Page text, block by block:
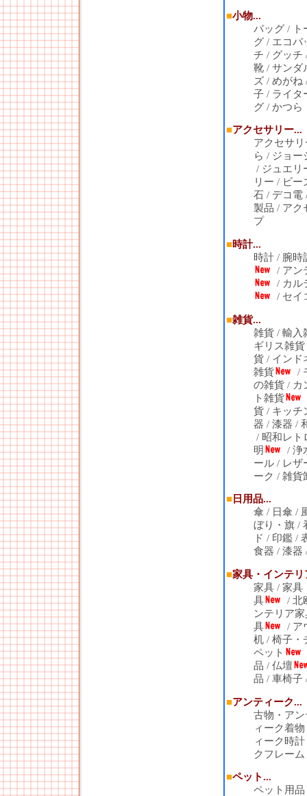
■小物...
バッグ /
グ / エコバ
チ / グッチ
靴 / サンダ
ズ / めがね
子 / ライタ
グ / かつら
■アクセサリー...
アクセサリ
ら / ジョー
/ ジュエリ
リー / ビー
石 / デコ電
製品 / アク
プ
■時計...
時計 / 腕時
/ アン
/ カル
/ セイ
■雑貨...
雑貨 / 輸入
ギリス雑貨
貨 / インド
雑貨
/
の雑貨 / カ
ト雑貨
貨 / キッチ
器 / 漆器 /
/ 昭和レト
明
/ 浄
ール / レザ
ーク / 雑貨
■ 日用品...
傘 / 日傘 /
ぼり・旗 /
ド / 印鑑 /
食器 / 漆器
■家具・インテリ
家具 / 家具
具
/ 北
ンテリア家
具
/ ア
机 / 椅子・
ペット
品 / 仏壇
品 / 車椅子
■アンティーク...
古物・ア
ィーク着物
ィーク時計
クフレーム
■ペット...
ペット用品